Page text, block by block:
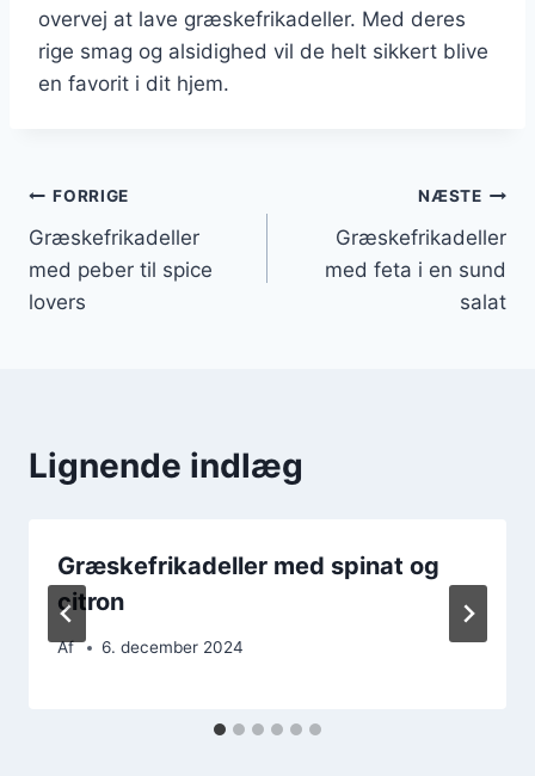
overvej at lave græskefrikadeller. Med deres
rige smag og alsidighed vil de helt sikkert blive
en favorit i dit hjem.
Indlægsnavigation
FORRIGE
Græskefrikadeller
med peber til spice
lovers
NÆSTE
Græskefrikadeller
med feta i en sund
salat
Lignende indlæg
Græskefrikadeller med spinat og
citron
Af 6. december 2024